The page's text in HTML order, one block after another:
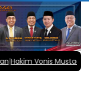
Vonis Mustadir